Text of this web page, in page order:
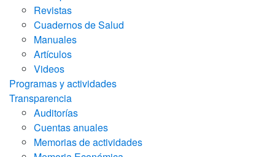
Revistas
Cuadernos de Salud
Manuales
Artículos
Videos
Programas y actividades
Transparencia
Auditorías
Cuentas anuales
Memorias de actividades